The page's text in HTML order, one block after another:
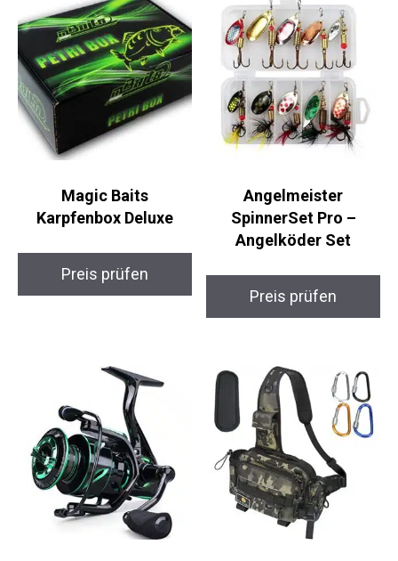
Magic Baits
Karpfenbox Deluxe
Preis prüfen
Angelmeister
SpinnerSet Pro –
Angelköder Set
Preis prüfen